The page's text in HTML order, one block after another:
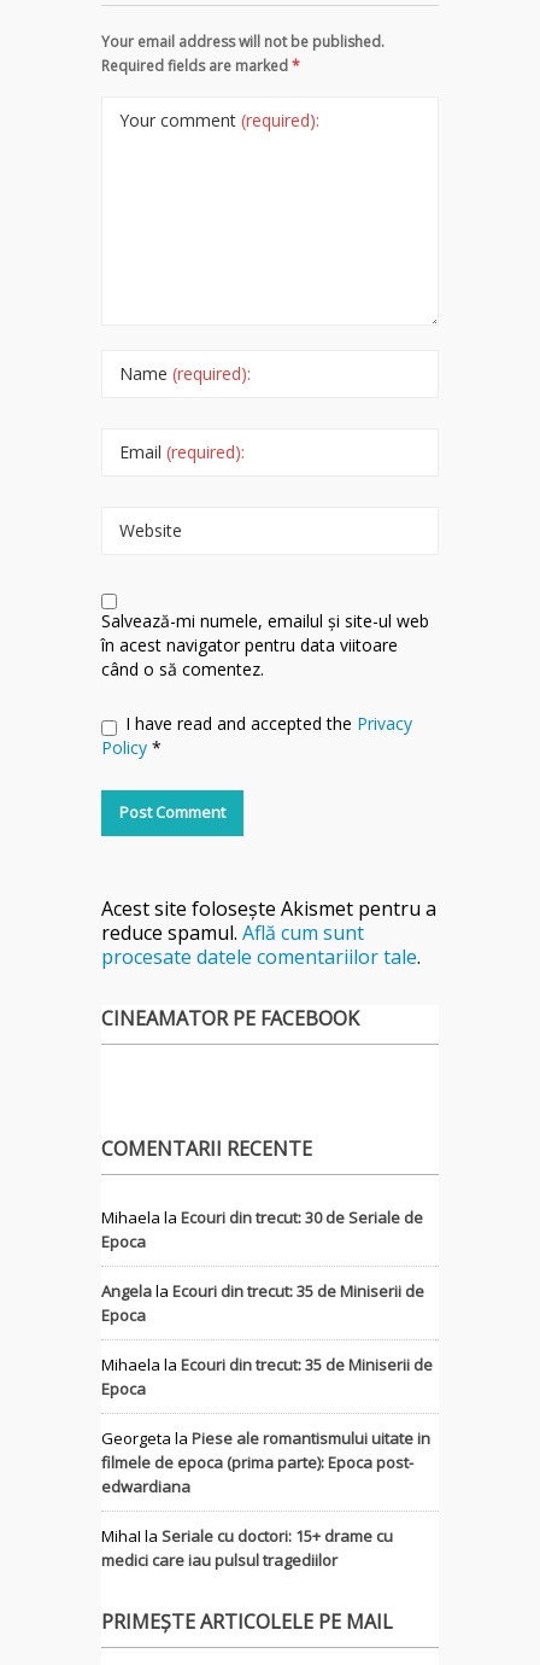
Your email address will not be published.
Required fields are marked*
Your comment (required):
Name (required):
Email (required):
Website
Salvează-mi numele, emailul și site-ul web
în acest navigator pentru data viitoare
când o să comentez.
I have read and accepted the Privacy
Policy *
Acest site folosește Akismet pentru a
reduce spamul. Află cum sunt
procesate datele comentariilor tale.
CINEAMATOR PE FACEBOOK
COMENTARII RECENTE
Mihaela la Ecouri din trecut: 30 de Seriale de
Epoca
Angelala Ecouri din trecut: 35 de Miniserii de
Epoca
Mihaela la Ecouri din trecut: 35 de Miniserii de
Epoca
Georgeta la Piese ale romantismului uitate in
filmele de epoca (prima parte): Epoca post-
edwardiana
MihaI la Seriale cu doctori: 15+ drame cu
medici care iau pulsul tragediilor
PRIMEȘTE ARTICOLELE PE MAIL